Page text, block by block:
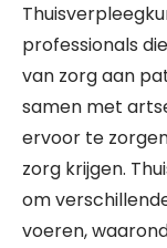
professionals
van zorg aan
samen met
ervoor te
zorg krijgen.
om
voeren,